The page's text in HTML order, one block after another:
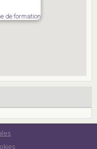
de formation